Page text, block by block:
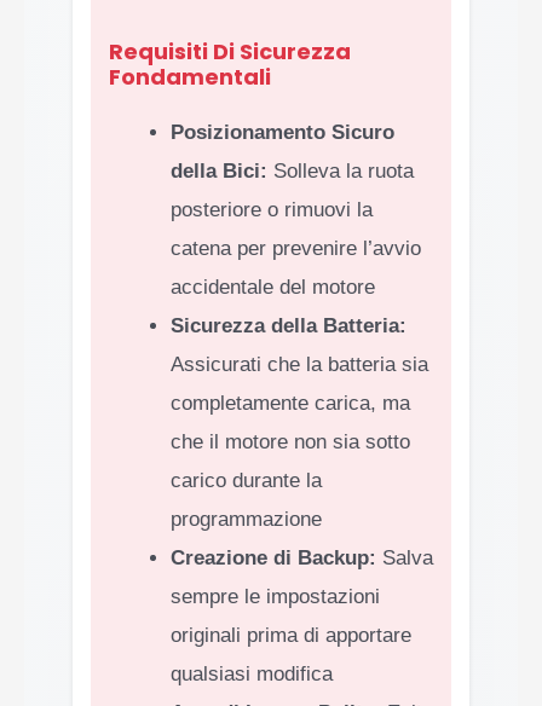
Requisiti Di Sicurezza
Fondamentali
Posizionamento Sicuro
della Bici: Solleva la ruota
posteriore o rimuovi la
catena per prevenire l’avvio
accidentale del motore
Sicurezza della Batteria:
Assicurati che la batteria sia
completamente carica, ma
che il motore non sia sotto
carico durante la
programmazione
Creazione di Backup: Salva
sempre le impostazioni
originali prima di apportare
qualsiasi modifica